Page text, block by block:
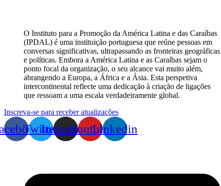
O Instituto para a Promoção da América Latina e das Caraíbas
(IPDAL) é uma instituição portuguesa que reúne pessoas em
conversas significativas, ultrapassando as fronteiras geográficas
e políticas. Embora a América Latina e as Caraíbas sejam o
ponto focal da organização, o seu alcance vai muito além,
abrangendo a Europa, a África e a Ásia. Esta perspetiva
intercontinental reflecte uma dedicação à criação de ligações
que ressoam a uma escala verdadeiramente global.
Inscreva-se para receber atualizações
TwitterInstagramYoutubeLinkedin